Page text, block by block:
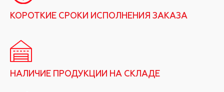
КОРОТКИЕ СРОКИ ИСПОЛНЕНИЯ ЗАКАЗА
НАЛИЧИЕ ПРОДУКЦИИ НА СКЛАДЕ